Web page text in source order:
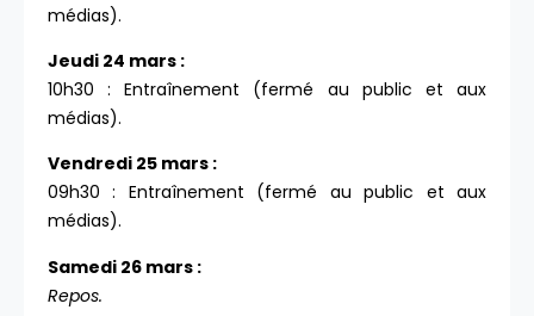
médias).
Jeudi 24 mars :
10h30 : Entraînement (fermé au public et aux
médias).
Vendredi 25 mars :
09h30 : Entraînement (fermé au public et aux
médias).
Samedi 26 mars :
Repos.